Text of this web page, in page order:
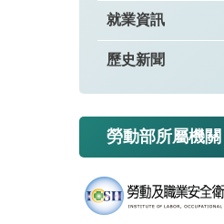
就業資訊
歷史新聞
勞動部所屬機關